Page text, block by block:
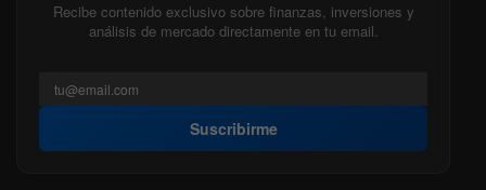
Recibe contenido exclusivo sobre finanzas, inversiones y
análisis de mercado directamente en tu email.
Suscribirme